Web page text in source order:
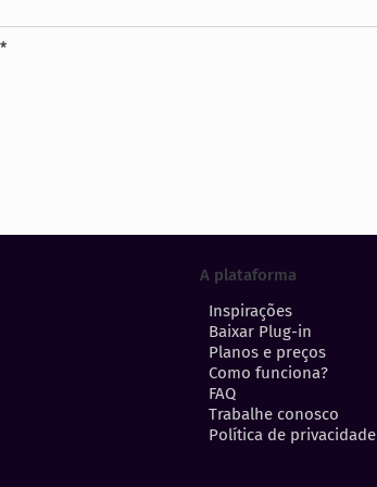
A plataforma
Inspirações
Baixar Plug-in
Planos e preços
Como funciona?
FAQ
Trabalhe conosco
Política de privacidade